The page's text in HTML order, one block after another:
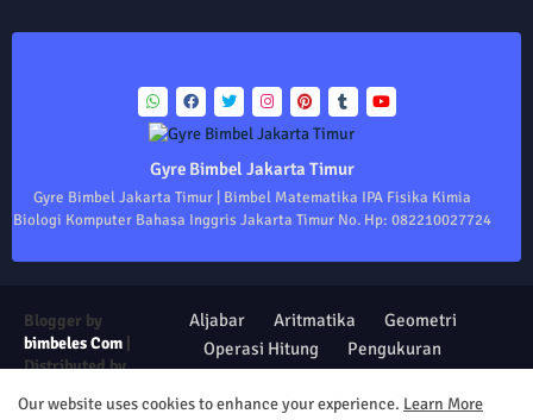
Gyre Bimbel Jakarta Timur
Gyre Bimbel Jakarta Timur | Bimbel Matematika IPA Fisika Kimia
Biologi Komputer Bahasa Inggris Jakarta Timur No. Hp: 082210027724
Blogger by
bimbeles Com
Distributed by
Aljabar Aritmatika
Geometri
Operasi Hitung
Pengukuran
Our website uses cookies to enhance your experience. Learn More